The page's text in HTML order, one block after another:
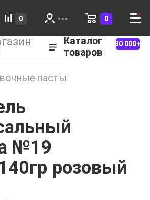
0 0
Каталог
товаров
30 000+
пасты
№19
розовый